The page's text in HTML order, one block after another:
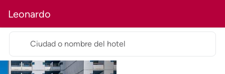
Leonardo
Ciudad o nombre del hotel